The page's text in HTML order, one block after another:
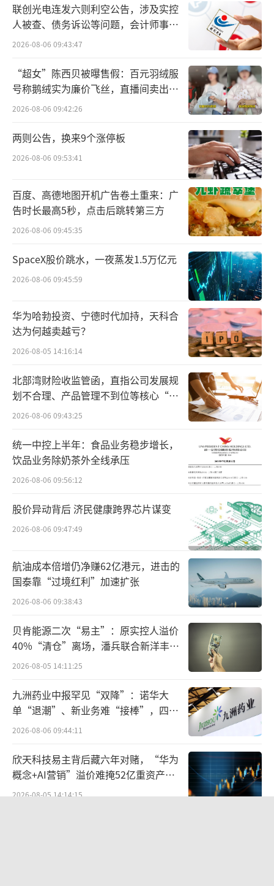
财报一经发出，便迅速引爆了资本市场热
情。小米ADR夜盘涨幅超4个点；小米集团早盘
股价也再创新高，最高报59.45港元。
对于小米此次超预期的业绩表现，卢伟冰
表示，小米在2025年将继续加大研发力度投
入，以AI全面赋能“人车家全生态”各业务板
块。预计2025年研发费用将达300亿，AI相关研
发投入将占四分之一。而2024年，小米研发支
出为241亿元，同比增长25.9%，研发人员总数
提升至21190人，占员工总数的48.5%。
具体来看，小米的各大业务板块可以算得
上全面“开花”。其中，小米智能手机业务202
4全年营收为1918亿元，同比增长21.8%，全球
出货量达到1.69亿台，同比增长15.7%；第四
季度，中国区市占率15.8%，连续4个季度提
升。
根据Canalys数据，2024年小米全球智能
手机市场份额为13.8%，连续18个季度稳居全
球前三，与苹果、三星之间的差距在持续缩
IoT与生活消费产品业务也在2024年首次突
破千亿规模，全年收入达1041亿元，同比增长3
0%。这主要受益于智能大家电出货量的上涨，
其中小米空调产品出货量超680万台，同比增超
50%；冰箱产品出货量超270万台，同比增超3
0%；洗衣机产品出货量超190万台，同比增超4
5%。科技家电收入同比增长56.4%。AIoT平台
已连接IoT设备数超9亿，同比增长22.3%。小
0%。
备受瞩目的智能电动汽车等创新业务2024
年全年营收为328亿元，交付新车136854台，
连续5个月单月交付超20000台。2025全年交付
目标提升至350000台。小米SU7Ultra正式上市
超10000台。
汽车打开小米市值天花板
联创光电连发六则利空公告，涉及实控
人被查、债务诉讼等问题，会计师事务
所曾出具“保留意见”
2026-08-06 09:43:47
“超女”陈西贝被曝售假：百元羽绒服
号称鹅绒实为廉价飞丝，直播间卖出超
百万元
2026-08-06 09:42:26
两则公告，换来9个涨停板
2026-08-06 09:53:41
百度、高德地图开机广告卷土重来：广
告时长最高5秒，点击后跳转第三方
2026-08-06 09:45:35
SpaceX股价跳水，一夜蒸发1.5万亿元
2026-08-06 09:45:59
华为哈勃投资、宁德时代加持，天科合
达为何越卖越亏？
2026-08-05 14:16:14
北部湾财险收监管函，直指公司发展规
划不合理、产品管理不到位等核心“痛
点”
2026-08-06 09:43:25
统一中控上半年：食品业务稳步增长，
饮品业务除奶茶外全线承压
2026-08-06 09:56:12
股价异动背后 济民健康跨界芯片谋变
2026-08-06 09:47:49
航油成本倍增仍净赚62亿港元，进击的
国泰靠“过境红利”加速扩张
2026-08-06 09:38:43
贝肯能源二次“易主”：原实控人溢价
40%“清仓”离场，潘兵联合新洋丰、
宏科百世拟入主
2026-08-05 14:11:25
九洲药业中报罕见“双降”：诺华大
单“退潮”、新业务难“接棒”，四大
难关待闯
2026-08-06 09:44:11
欣天科技易主背后藏六年对赌，“华为
概念+AI营销”溢价难掩52亿重资产考
验
2026-08-05 14:14:15